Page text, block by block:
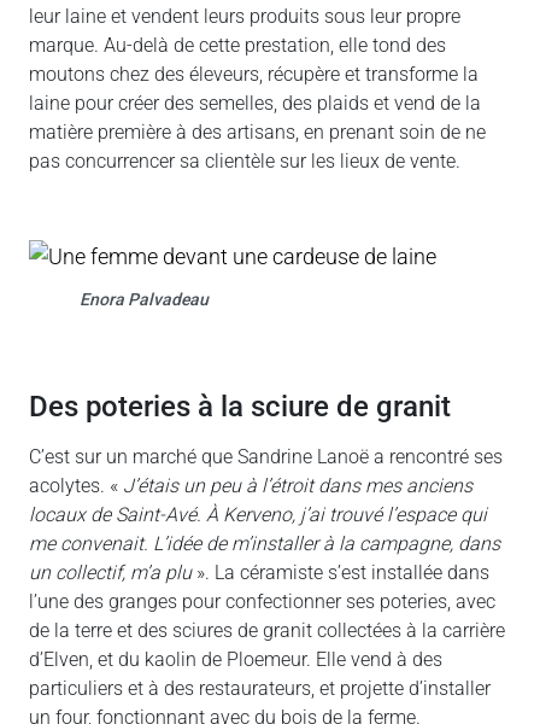
leur laine et vendent leurs produits sous leur propre
marque. Au-delà de cette prestation, elle tond des
moutons chez des éleveurs, récupère et transforme la
laine pour créer des semelles, des plaids et vend de la
matière première à des artisans, en prenant soin de ne
pas concurrencer sa clientèle sur les lieux de vente.
Enora Palvadeau
des poteries à la sciure de granit
C’est sur un marché que Sandrine Lanoë a rencontré ses
acolytes. « J’étais un peu à l’étroit dans mes anciens
locaux de Saint-Avé. À Kerveno, j’ai trouvé l’espace qui
me convenait. L’idée de m’installer à la campagne, dans
un collectif, m’a plu». La céramiste s’est installée dans
l’une des granges pour confectionner ses poteries, avec
de la terre et des sciures de granit collectées à la carrière
d’Elven, et du kaolin de Ploemeur. Elle vend à des
particuliers et à des restaurateurs, et projette d’installer
un four, fonctionnant avec du bois de la ferme.